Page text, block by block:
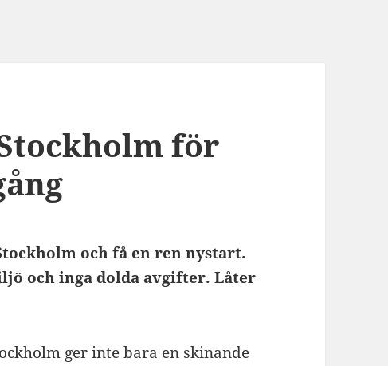
för
och få en ren nystart.
och inga dolda avgifter. Låter
ger inte bara en skinande